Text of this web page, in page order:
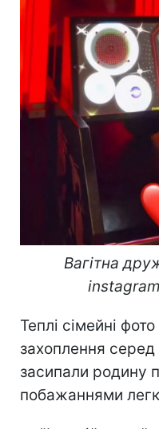
Вагітна
Теплі сімейні
захоплення серед
засипали родину
побажаннями